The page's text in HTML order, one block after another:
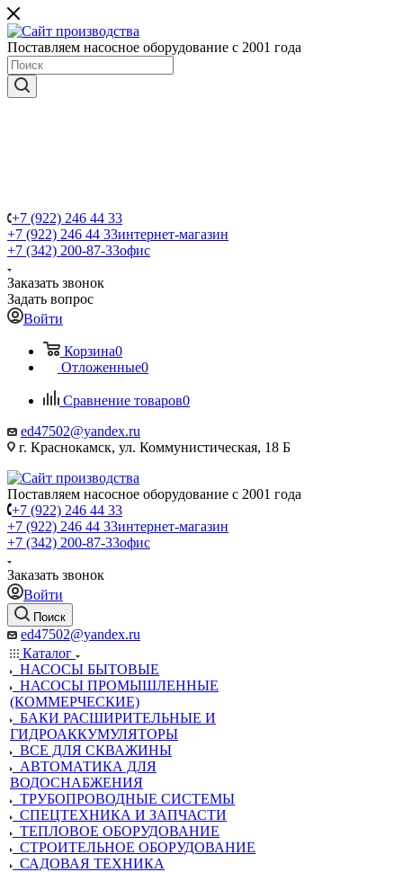
Поставляем насосное оборудование с 2001 года
+7 (922) 246 44 33
+7 (922) 246 44 33интернет-магазин
+7 (342) 200-87-33офис
Заказать звонок
Задать вопрос
Войти
Корзина0
Отложенные0
Сравнение товаров0
ed47502@yandex.ru
г. Краснокамск, ул. Коммунистическая, 18 Б
Поставляем насосное оборудование с 2001 года
+7 (922) 246 44 33
+7 (922) 246 44 33интернет-магазин
+7 (342) 200-87-33офис
Заказать звонок
Войти
Поиск
ed47502@yandex.ru
Каталог
НАСОСЫ БЫТОВЫЕ
НАСОСЫ ПРОМЫШЛЕННЫЕ
(КОММЕРЧЕСКИЕ)
БАКИ РАСШИРИТЕЛЬНЫЕ И
ГИДРОАККУМУЛЯТОРЫ
ВСЕ ДЛЯ СКВАЖИНЫ
АВТОМАТИКА ДЛЯ
ВОДОСНАБЖЕНИЯ
ТРУБОПРОВОДНЫЕ СИСТЕМЫ
СПЕЦТЕХНИКА И ЗАПЧАСТИ
ТЕПЛОВОЕ ОБОРУДОВАНИЕ
СТРОИТЕЛЬНОЕ ОБОРУДОВАНИЕ
САДОВАЯ ТЕХНИКА